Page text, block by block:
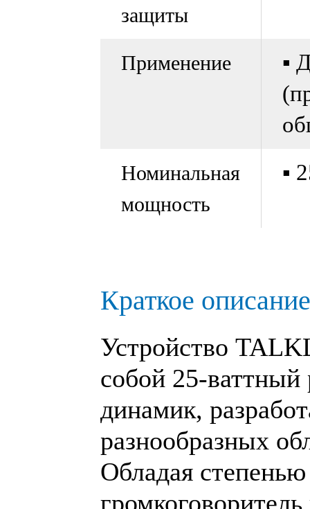
защиты
Применение
▪
Номинальная
мощность
▪
Краткое
Устройство
собой 25-
динамик,
разнообразных
Обладая